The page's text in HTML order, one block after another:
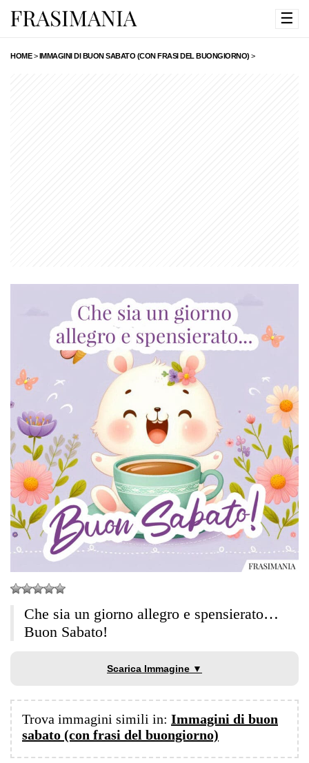
☰
HOME>IMMAGINI DI BUON SABATO (CON FRASI DEL BUONGIORNO) >
Che sia un giorno allegro e spensierato…
Buon Sabato!
Scarica Immagine ▼
Trova immagini simili in: Immagini di buon
sabato (con frasi del buongiorno)